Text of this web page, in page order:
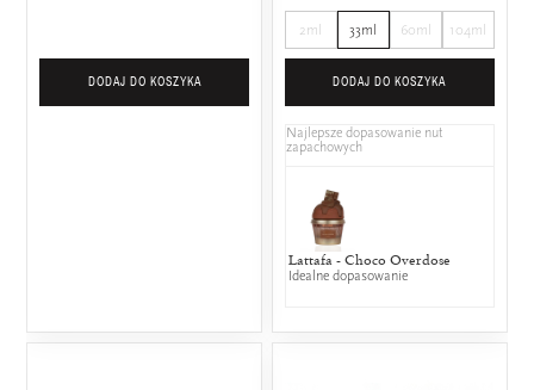
DODAJ DO KOSZYKA
2ml 33ml 60ml 104ml
DODAJ DO KOSZYKA
Najlepsze dopasowanie nut
zapachowych
Lattafa - Choco Overdose
Idealne dopasowanie